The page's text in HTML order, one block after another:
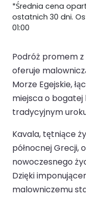
*Średnia cena
ostatnich 30 dni.
01:00
Podróż promem z
oferuje
Morze Egejskie,
miejsca o bogatej
tradycyjnym
Kavala, tętniące
północnej Grecji,
nowoczesnego
Dzięki
malowniczemu